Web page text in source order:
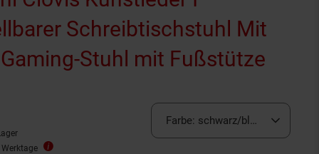
Schreibtischstuhl Mit
Stuhl mit Fußstütze
Werktage
Farbe: schwarz/blau